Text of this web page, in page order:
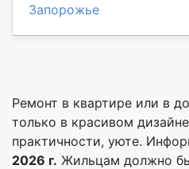
Запорожье
Ремонт в квартире или в
только в красивом
практичности, уюте.
2026 г. Жильцам должно